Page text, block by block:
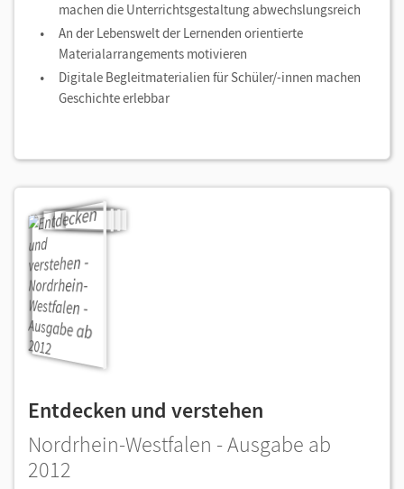
machen die Unterrichtsgestaltung abwechslungsreich
An der Lebenswelt der Lernenden orientierte
Materialarrangements motivieren
Digitale Begleitmaterialien für Schüler/-innen machen
Geschichte erlebbar
Entdecken und verstehen
Nordrhein-Westfalen - Ausgabe ab
2012